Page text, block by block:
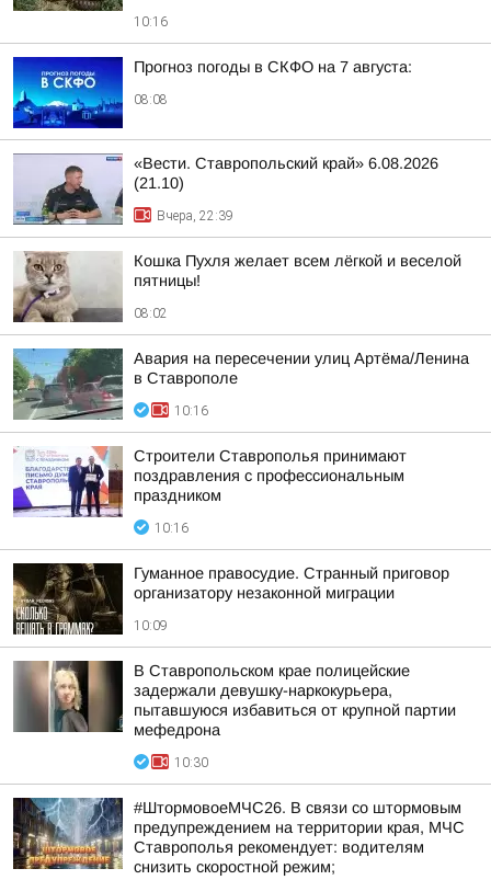
10:16
Прогноз погоды в СКФО на 7 августа:
08:08
«Вести. Ставропольский край» 6.08.2026
(21.10)
Вчера, 22:39
Кошка Пухля желает всем лёгкой и веселой
пятницы!
08:02
Авария на пересечении улиц Артёма/Ленина
в Ставрополе
10:16
Строители Ставрополья принимают
поздравления с профессиональным
праздником
10:16
Гуманное правосудие. Странный приговор
организатору незаконной миграции
10:09
В Ставропольском крае полицейские
задержали девушку-наркокурьера,
пытавшуюся избавиться от крупной партии
мефедрона
10:30
#ШтормовоеМЧС26. В связи со штормовым
предупреждением на территории края, МЧС
Ставрополья рекомендует: водителям
снизить скоростной режим;